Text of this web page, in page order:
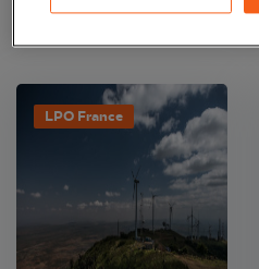
LPO France